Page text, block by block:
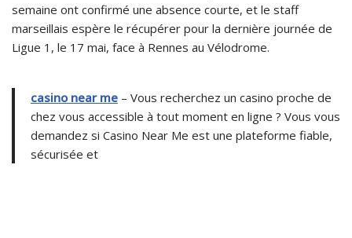
semaine ont confirmé une absence courte, et le staff
marseillais espère le récupérer pour la dernière journée de
Ligue 1, le 17 mai, face à Rennes au Vélodrome.
casino near me – Vous recherchez un casino proche de
chez vous accessible à tout moment en ligne ? Vous vous
demandez si Casino Near Me est une plateforme fiable,
sécurisée et